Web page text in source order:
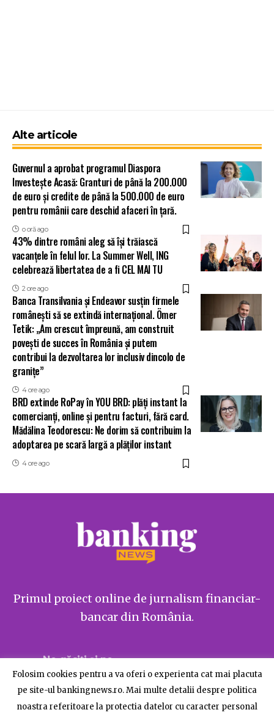
Alte articole
Guvernul a aprobat programul Diaspora
Investește Acasă: Granturi de până la 200.000
de euro și credite de până la 500.000 de euro
pentru românii care deschid afaceri în țară.
o oră ago
43% dintre români aleg să își trăiască
vacanțele în felul lor. La Summer Well, ING
celebrează libertatea de a fi CEL MAI TU
2 ore ago
Banca Transilvania și Endeavor susțin firmele
românești să se extindă internațional. Ömer
Tetik: „Am crescut împreună, am construit
povești de succes în România și putem
contribui la dezvoltarea lor inclusiv dincolo de
granițe”
4 ore ago
BRD extinde RoPay în YOU BRD: plăți instant la
comercianți, online și pentru facturi, fără card.
Mădălina Teodorescu: Ne dorim să contribuim la
adoptarea pe scară largă a plăților instant
4 ore ago
Primul proiect online de jurnalism financiar-
bancar din România.
Ne găsiți și pe
Folosim cookies pentru a va oferi o experienta cat mai placuta
pe site-ul bankingnews.ro. Mai multe detalii despre politica
noastra referitoare la protectia datelor cu caracter personal